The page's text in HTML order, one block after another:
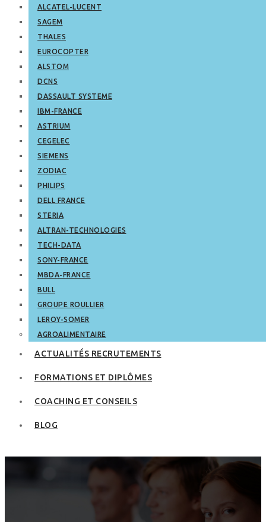
ALCATEL-LUCENT
SAGEM
THALES
EUROCOPTER
ALSTOM
DCNS
DASSAULT SYSTEME
IBM-FRANCE
ASTRIUM
CEGELEC
SIEMENS
ZODIAC
PHILIPS
DELL FRANCE
STERIA
ALTRAN-TECHNOLOGIES
TECH-DATA
SONY-FRANCE
MBDA-FRANCE
BULL
GROUPE ROULLIER
LEROY-SOMER
AGROALIMENTAIRE
ACTUALITÉS RECRUTEMENTS
FORMATIONS ET DIPLÔMES
COACHING ET CONSEILS
BLOG